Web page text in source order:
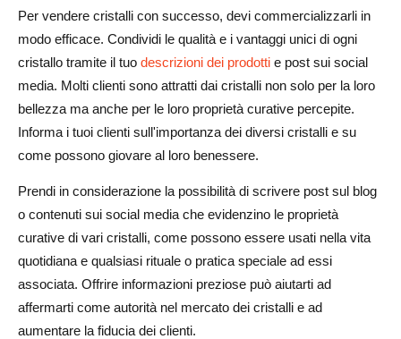
Per vendere cristalli con successo, devi commercializzarli in
modo efficace. Condividi le qualità e i vantaggi unici di ogni
cristallo tramite il tuo descrizioni dei prodotti e post sui social
media. Molti clienti sono attratti dai cristalli non solo per la loro
bellezza ma anche per le loro proprietà curative percepite.
Informa i tuoi clienti sull'importanza dei diversi cristalli e su
come possono giovare al loro benessere.
Prendi in considerazione la possibilità di scrivere post sul blog
o contenuti sui social media che evidenzino le proprietà
curative di vari cristalli, come possono essere usati nella vita
quotidiana e qualsiasi rituale o pratica speciale ad essi
associata. Offrire informazioni preziose può aiutarti ad
affermarti come autorità nel mercato dei cristalli e ad
aumentare la fiducia dei clienti.